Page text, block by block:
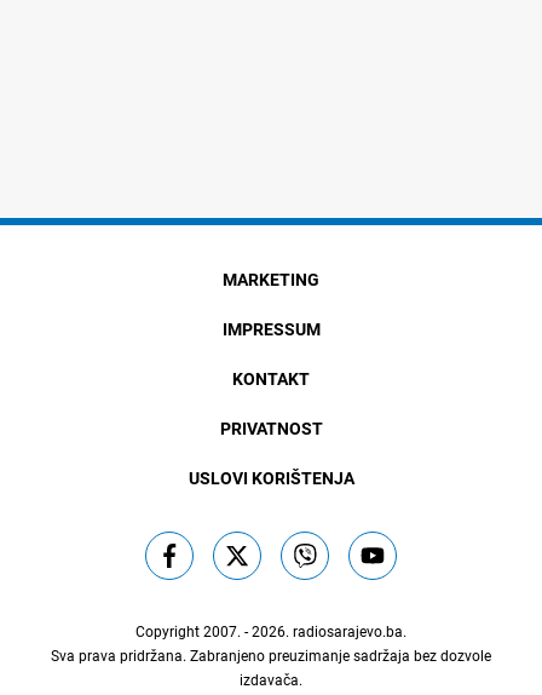
MARKETING
IMPRESSUM
KONTAKT
PRIVATNOST
USLOVI KORIŠTENJA
Copyright 2007. - 2026. radiosarajevo.ba.
Sva prava pridržana. Zabranjeno preuzimanje sadržaja bez dozvole
izdavača.